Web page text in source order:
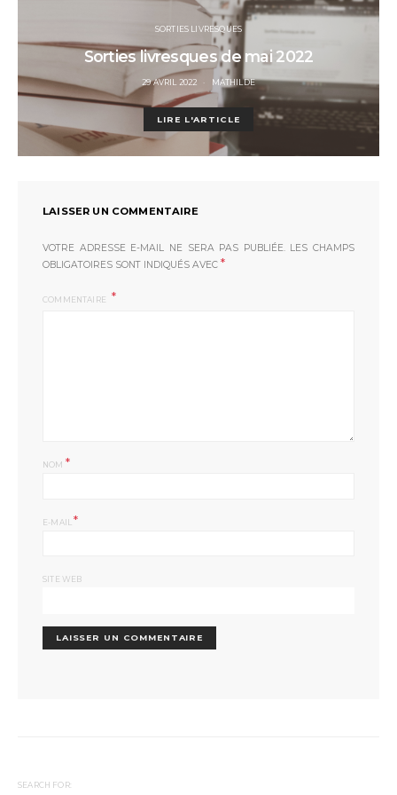
SORTIES LIVRESQUES
Sorties livresques de mai 2022
POSTED
29 AVRIL 2022 MATHILDE
LIRE L'ARTICLE
LAISSER UN COMMENTAIRE
VOTRE ADRESSE E-MAIL NE SERA PAS PUBLIÉE. LES CHAMPS
OBLIGATOIRES SONT INDIQUÉS AVEC *
COMMENTAIRE
NOM *
E-MAIL *
SITE WEB
SEARCH FOR: